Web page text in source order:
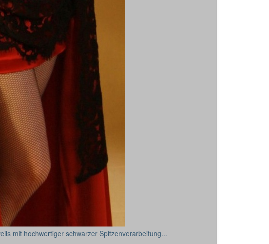
mit hochwertiger schwarzer Spitzenverarbeitung...